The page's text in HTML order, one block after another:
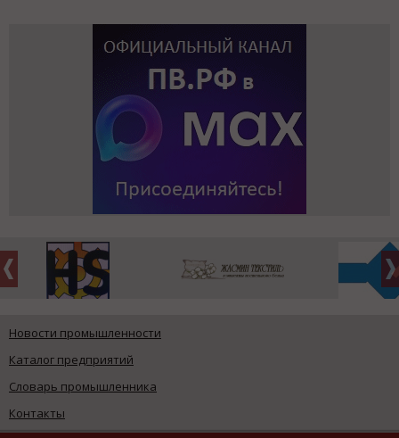
Новости промышленности
Каталог предприятий
Словарь промышленника
Контакты